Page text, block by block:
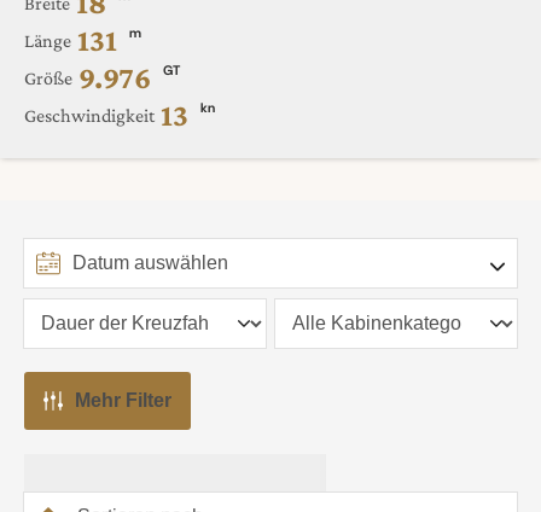
Länge 131 m
Größe 9.976 GT
Geschwindigkeit 13 kn
Mehr Filter